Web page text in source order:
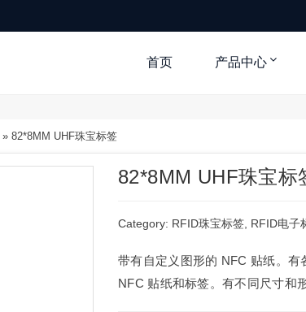
首页 产品中心
» 82*8MM UHF珠宝标签
82*8MM UHF珠宝标
Category: RFID珠宝标签 RFID电子
带有自定义图形的 NFC 贴纸。有
NFC 贴纸和标签。有不同尺寸和